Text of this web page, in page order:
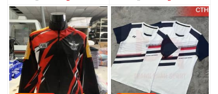
là:
350.000 ₫.
hiện
tại
là:
299.000 ₫.
là:
550.000 ₫.
tại
là:
519.000 ₫.